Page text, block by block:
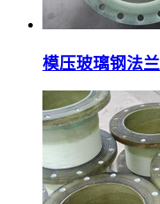
模压玻璃钢法兰